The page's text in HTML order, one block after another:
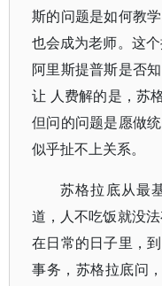
斯的问题是如何教
也会成为老师。这
阿里斯提普斯是否
让 人费解的是，苏
但问的问题是愿做
似乎扯不上关系。
苏格拉底从最
道，人不吃饭就没
在日常的日子里，
事务，苏格拉底问